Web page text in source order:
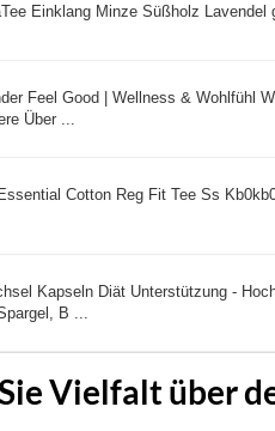
Einklang Minze Süßholz Lavendel
Feel Good | Wellness & Wohlfühl
Über ...
Cotton Reg Fit Tee Ss
Kapseln Diät Unterstützung -
B ...
Vielfalt über